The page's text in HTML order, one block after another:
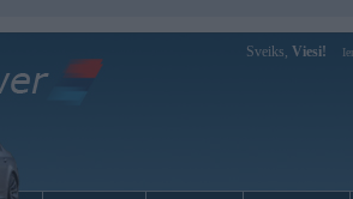
Sveiks, Viesi!